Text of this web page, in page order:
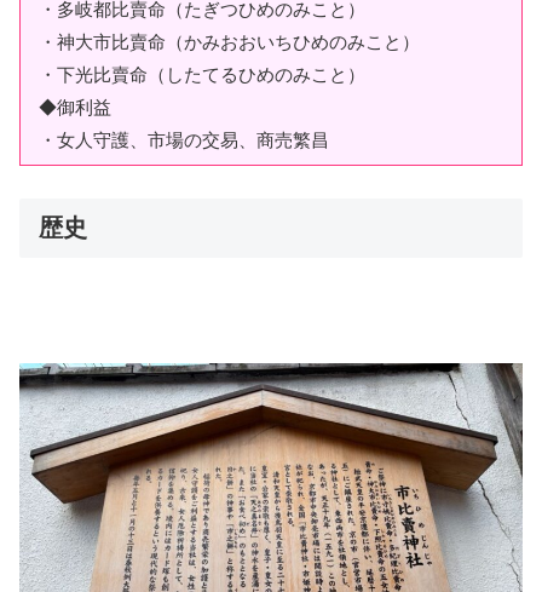
・多岐都比賣命（たぎつひめのみこと）
・神大市比賣命（かみおおいちひめのみこと）
・下光比賣命（したてるひめのみこと）
◆御利益
・女人守護、市場の交易、商売繁昌
歴史